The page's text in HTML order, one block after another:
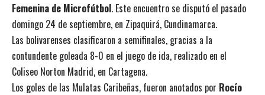
Femenina de Microfútbol. Este encuentro se disputó el pasado
domingo 24 de septiembre, en Zipaquirá, Cundinamarca.
Las bolivarenses clasificaron a semifinales, gracias a la
contundente goleada 8-0 en el juego de ida, realizado en el
Coliseo Norton Madrid, en Cartagena.
Los goles de las Mulatas Caribeñas, fueron anotados por Rocío